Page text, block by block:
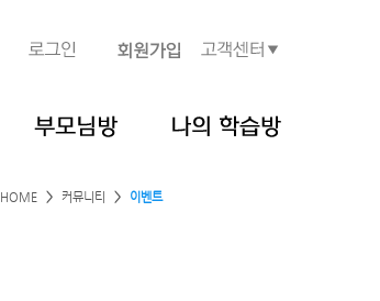
HOME > 커뮤니티 > 이벤트